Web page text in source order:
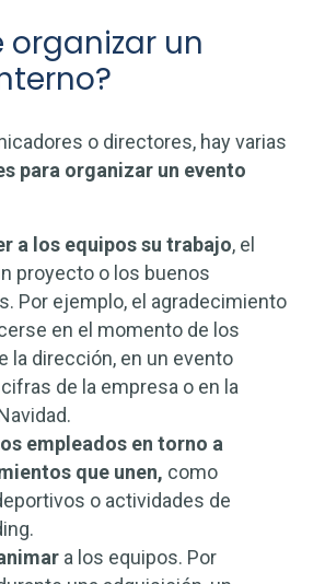
organizar un
o directores, hay varias
para organizar un evento
a los equipos su trabajo, el
proyecto o los buenos
Por ejemplo, el agradecimiento
en el momento de los
la dirección, en un evento
de la empresa o en la
empleados en torno a
que unen, como
o actividades de
a los equipos. Por